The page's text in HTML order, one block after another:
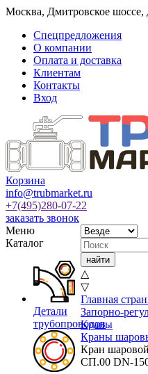
Москва, Дмитровское шоссе,
Спецпредложения
О компании
Оплата и доставка
Клиентам
Контакты
Вход
Корзина
info@trubmarket.ru
+7(495)280-07-22
заказать звонок
Меню
Каталог
Детали
трубопроводов
△
▽
Главная
Запорно-
Краны
Краны
Кран
СП.00 DN-